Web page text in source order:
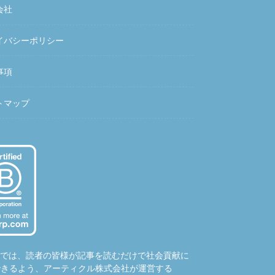
社
バシーポリシー
項
マップ
は、読者の皆様が記事を読むだけで社会貢献に
るよう、アーティクル株式会社が運営する